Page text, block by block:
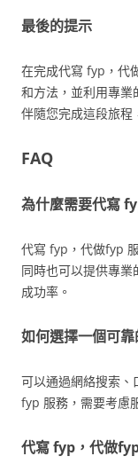
最後的提示
在完成代寫 fyp，代
和方法，並利用專
伴隨您完成這段旅程
FAQ
為什麼需要代寫
代寫 fyp，代做fyp
同時也可以提供專
成功率。
如何選擇一個可
可以通過網絡搜索
fyp 服務，需要考慮
代寫 fyp，代做